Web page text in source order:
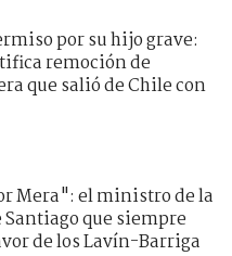
por su hijo grave:
remoción de
que salió de Chile con
Mera": el ministro de la
Santiago que siempre
de los Lavín-Barriga